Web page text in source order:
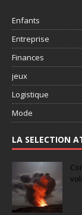
Enfants
Entreprise
Finances
jeux
Logistique
Mode
LA SELECTION